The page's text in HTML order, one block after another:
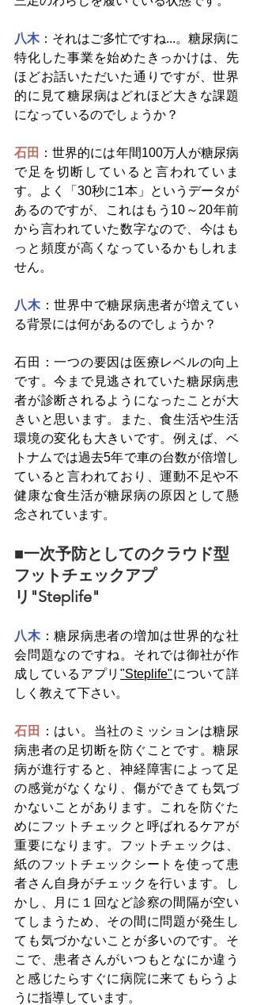
八木：それはご多忙ですね...。糖尿病に
特化した事業を始めたきっかけは、先
ほどお話いただいた通りですが、世界
的に見て糖尿病はどれほど大きな課題
になっているのでしょうか？
石田 ：世界的には年間100万人が糖尿病
で足を切断していると言われていま
す。よく「30秒に1本」というデータが
あるのですが、これはもう10～20年前
から言われていた数字なので、今はも
っと頻度が高くなっているかもしれま
せん。
八木：世界中で糖尿病患者が増えてい
る背景には何があるのでしょうか？
石田：一つの要因は医療レベルの向上
です。今まで見逃されていた糖尿病患
者が診断されるようになったことが大
きいと思います。また、食生活や生活
環境の変化も大きいです。例えば、ベ
トナムでは過去5年で車の台数が倍増し
ていると言われており、運動不足や不
健康な食生活が糖尿病の原因として懸
念されています。
■一次予防としてのクラウド型
フットチェックアプ
リ"Steplife"
八木：糖尿病患者の増加は世界的な社
会問題なのですね。それでは御社が作
成しているアプリ"Steplife"について詳
しく教えて下さい。
石田
：はい。当社のミッションは糖尿
病患者の足切断を防ぐことです。糖尿
病が進行すると、神経障害によって足
の感覚がなくなり、傷ができても気づ
かないことがあります。これを防ぐた
めにフットチェックと呼ばれるケアが
重要になります。フットチェックは、
紙のフットチェックシートを使って患
者さん自身がチェックを行います。し
かし、月に１回など診察の間隔が空い
てしまうため、その間に問題が発生し
ても気づかないことが多いのです。そ
こで、患者さんがいつもとなにか違う
と感じたらすぐに病院に来てもらうよ
うに指導しています。